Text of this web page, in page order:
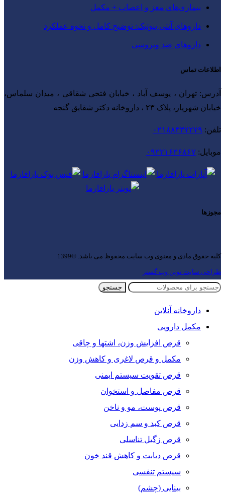
بیماری‌های مغز و اعصاب + مکمل
داروهای آنتی‌ بیوتیک: توضیح کامل و نحوه عملکرد
داروهای ضد ویروسی
اطلاعات تماس
آدرس: تهران ، یوسف آباد ، خیابان فتحی شقاقی ، میدان سلماس،
خیابان شهریار، پلاک ۲۳ ، داروخانه دکتر شقایق گنجه
تلفن: ۰۲۱۸۸۳۳۷۲۷۹
موبایل: ۰۹۲۲۱۶۲۶۸۶۷
مجوزها
کلیه حقوق مادی و معنوی وب سایت محفوظ می باشد. ©1399
طراحی سایت نوین وب گستر
جستجو
داروخانه آنلاین
مکمل دارویی
قرص افزایش وزن، اشتها و چاقی
مکمل و قرص لاغری و کاهش وزن
قرص تقویت سیستم ایمنی
قرص مفاصل و استخوان
قرص پوست، مو و ناخن
قرص کبد و سم زدایی
قرص زگیل تناسلی
قرص دیابت و کاهش قند خون
سیستم تنفسی
بینایی (چشم)